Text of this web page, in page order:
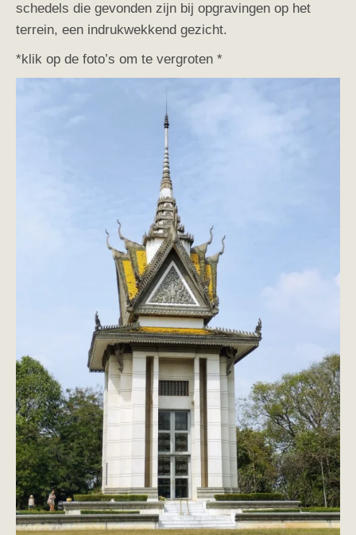
schedels die gevonden zijn bij opgravingen op het
terrein, een indrukwekkend gezicht.
*klik op de foto’s om te vergroten *